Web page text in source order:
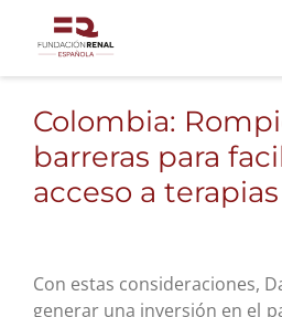
contenido
Colombia:
barreras para
acceso a
Con estas consideraciones,
generar una inversión en el